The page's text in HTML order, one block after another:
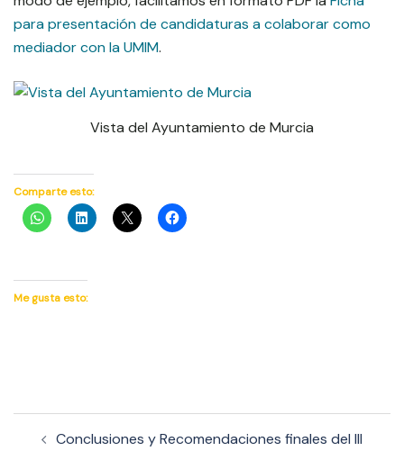
para presentación de candidaturas a colaborar como
mediador con la UMIM.
Vista del Ayuntamiento de Murcia
Comparte esto:
Me gusta esto:
Conclusiones y Recomendaciones finales del III